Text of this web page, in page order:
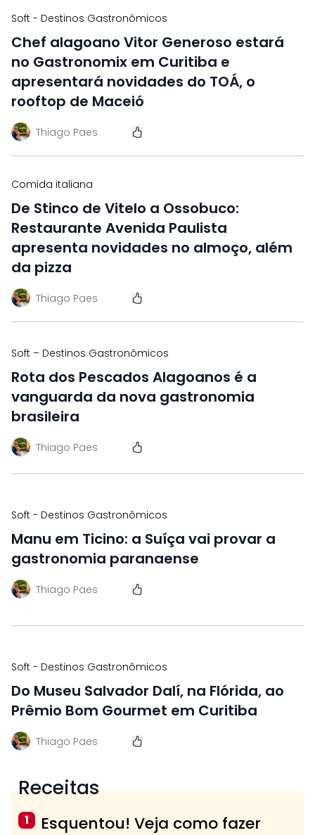
Soft - Destinos Gastronômicos
Chef alagoano Vitor Generoso estará
no Gastronomix em Curitiba e
apresentará novidades do TOÁ, o
rooftop de Maceió
Thiago Paes
Comida italiana
De Stinco de Vitelo a Ossobuco:
Restaurante Avenida Paulista
apresenta novidades no almoço, além
da pizza
Thiago Paes
Soft – Destinos Gastronômicos
Rota dos Pescados Alagoanos é a
vanguarda da nova gastronomia
brasileira
Thiago Paes
Soft - Destinos Gastronômicos
Manu em Ticino: a Suíça vai provar a
gastronomia paranaense
Thiago Paes
Soft - Destinos Gastronômicos
Do Museu Salvador Dalí, na Flórida, ao
Prêmio Bom Gourmet em Curitiba
Thiago Paes
Receitas
1
Esquentou! Veja como fazer